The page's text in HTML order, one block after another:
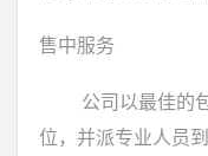
售中服务
公司以最佳的包
位，并派专业人员